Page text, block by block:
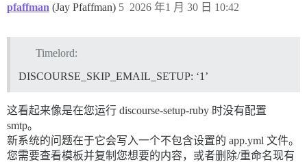
pfaffman (Jay Pfaffman) 2026 年1 月 30 日 10:42
5
Timelord:
DISCOURSE_SKIP_EMAIL_SETUP: ‘1’
这看起来像是在您运行 discourse-setup-ruby 时没有配置
smtp。
新系统的问题在于它会写入一个不包含设置的 app.yml 文件。
您需要查看模板并复制您想要的内容，或者删除/重命名现有